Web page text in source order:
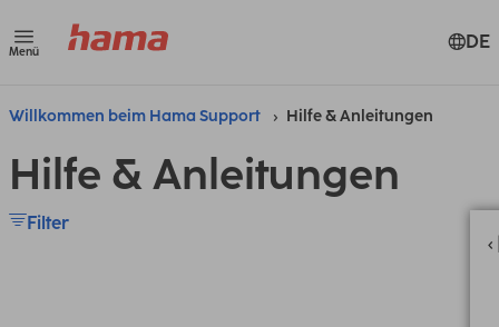
Menü DE
Willkommen beim Hama Support Hilfe & Anleitungen
Hilfe & Anleitungen
Filter